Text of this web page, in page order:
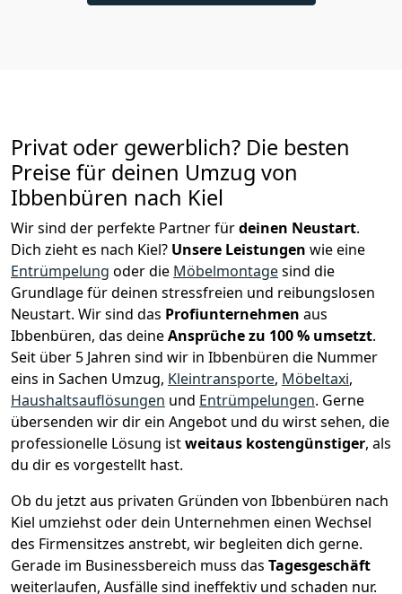
Privat oder gewerblich? Die besten
Preise für deinen Umzug von
Ibbenbüren nach Kiel
Wir sind der perfekte Partner fürdeinen Neustart.
Dich zieht es nach Kiel? Unsere Leistungen wie eine
Entrümpelung oder die Möbelmontagesind die
Grundlage für deinen stressfreien und reibungslosen
Neustart. Wir sind das Profiunternehmen aus
Ibbenbüren, das deineAnsprüche zu 100 % umsetzt.
Seit über 5 Jahren sind wir in Ibbenbüren die Nummer
eins in Sachen Umzug, Kleintransporte, Möbeltaxi,
Haushaltsauflösungen und Entrümpelungen. Gerne
übersenden wir dir ein Angebot und du wirst sehen, die
professionelle Lösung istweitaus kostengünstiger, als
du dir es vorgestellt hast.
Ob du jetzt aus privaten Gründen von Ibbenbüren nach
Kiel umziehst oder dein Unternehmen einen Wechsel
des Firmensitzes anstrebt, wir begleiten dich gerne.
Gerade im Businessbereich muss das Tagesgeschäft
weiterlaufen, Ausfälle sind ineffektiv und schaden nur.